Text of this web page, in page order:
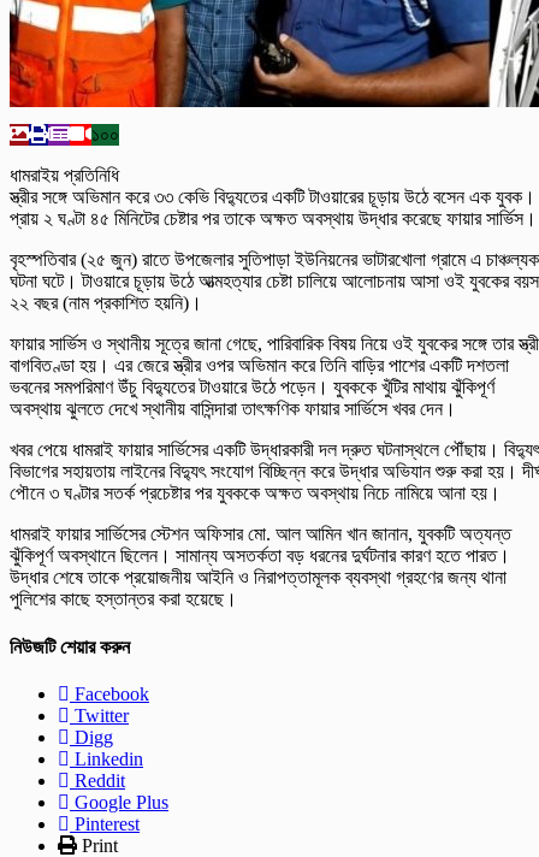
১০০
ধামরাইয় প্রতিনিধি
স্ত্রীর সঙ্গে অভিমান করে ৩৩ কেভি বিদ্যুতের একটি টাওয়ারের চূড়ায় উঠে বসেন এক যুবক।
প্রায় ২ ঘণ্টা ৪৫ মিনিটের চেষ্টার পর তাকে অক্ষত অবস্থায় উদ্ধার করেছে ফায়ার সার্ভিস।
বৃহস্পতিবার (২৫ জুন) রাতে উপজেলার সুতিপাড়া ইউনিয়নের ভাটারখোলা গ্রামে এ
ঘটনা ঘটে। টাওয়ারে চূড়ায় উঠে আত্মহত্যার চেষ্টা চালিয়ে আলোচনায় আসা ওই যুবকের বয়স
২২ বছর (নাম প্রকাশিত হয়নি)।
ফায়ার সার্ভিস ও স্থানীয় সূত্রে জানা গেছে, পারিবারিক বিষয় নিয়ে ওই যুবকের সঙ্গে তার
বাগবিতণ্ডা হয়। এর জেরে স্ত্রীর ওপর অভিমান করে তিনি বাড়ির পাশের একটি দশতলা
ভবনের সমপরিমাণ উঁচু বিদ্যুতের টাওয়ারে উঠে পড়েন। যুবককে খুঁটির মাথায় ঝুঁকিপূর্ণ
অবস্থায় ঝুলতে দেখে স্থানীয় বাসিন্দারা তাৎক্ষণিক ফায়ার সার্ভিসে খবর দেন।
খবর পেয়ে ধামরাই ফায়ার সার্ভিসের একটি উদ্ধারকারী দল দ্রুত ঘটনাস্থলে পৌঁছায়। বিদ্যুৎ
বিভাগের সহায়তায় লাইনের বিদ্যুৎ সংযোগ বিচ্ছিন্ন করে উদ্ধার অভিযান শুরু করা হয়।
পৌনে ৩ ঘণ্টার সতর্ক প্রচেষ্টার পর যুবককে অক্ষত অবস্থায় নিচে নামিয়ে আনা হয়।
ধামরাই ফায়ার সার্ভিসের স্টেশন অফিসার মো. আল আমিন খান জানান, যুবকটি অত্যন্ত
ঝুঁকিপূর্ণ অবস্থানে ছিলেন। সামান্য অসতর্কতা বড় ধরনের দুর্ঘটনার কারণ হতে পারত।
উদ্ধার শেষে তাকে প্রয়োজনীয় আইনি ও নিরাপত্তামূলক ব্যবস্থা গ্রহণের জন্য থানা
পুলিশের কাছে হস্তান্তর করা হয়েছে।
নিউজটি শেয়ার করুন
Facebook
Twitter
Digg
Linkedin
Reddit
Google Plus
Pinterest
Print